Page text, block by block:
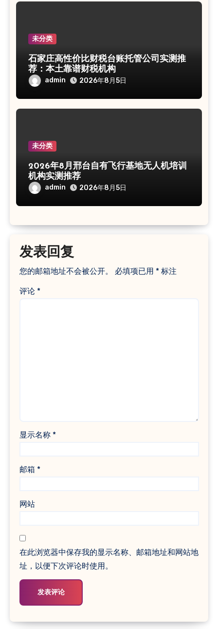
未分类
石家庄高性价比财税台账托管公司实测推
荐：本土靠谱财税机构
admin 2026年8月5日
未分类
2026年8月邢台自有飞行基地无人机培训
机构实测推荐
admin 2026年8月5日
发表回复
您的邮箱地址不会被公开。 必填项已用 *标注
评论 *
显示名称 *
邮箱 *
网站
在此浏览器中保存我的显示名称、邮箱地址和网站地
址，以便下次评论时使用。